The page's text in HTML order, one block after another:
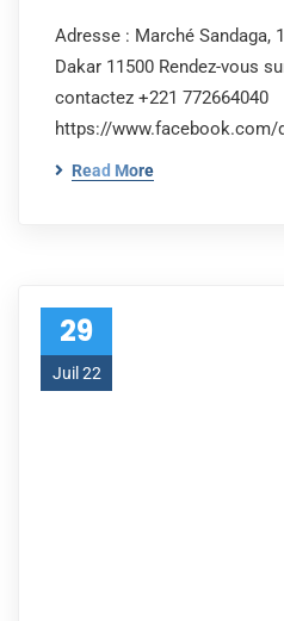
Adresse : Marché Sandaga,
Dakar 11500 Rendez-vous
contactez +221 772664040
https://www.facebook.com/
Read More
29
Juil 22